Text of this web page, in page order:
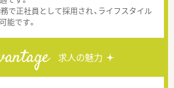
で正社員として採用され、ライフスタイル
能です。
求人の魅力